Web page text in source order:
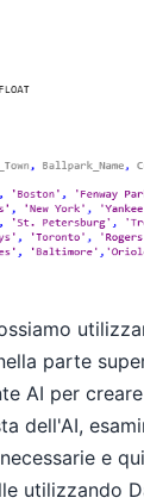
parte
AI per
dell'AI,
e
utilizzando